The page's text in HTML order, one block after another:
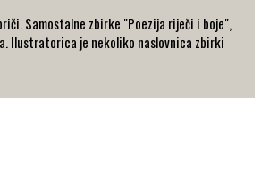
Samostalne zbirke "Poezija riječi i boje",
Ilustratorica je nekoliko naslovnica zbirki